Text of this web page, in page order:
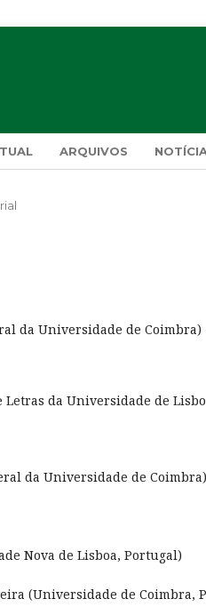
ARQUIVOS
da Universidade de Coimbra)
da Universidade de
da Universidade de
Nova de Lisboa, Portugal)
(Universidade de Coimbra,